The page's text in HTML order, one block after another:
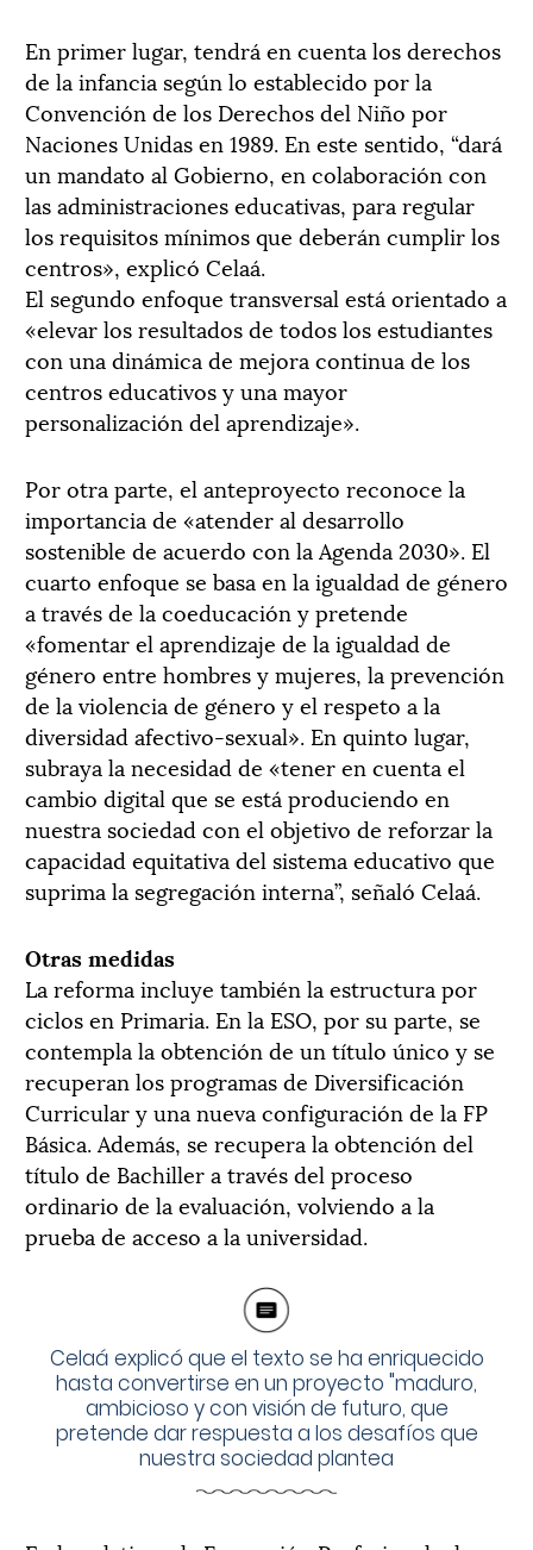
En primer lugar, tendrá en cuenta los derechos
de la infancia según lo establecido por la
Convención de los Derechos del Niño por
Naciones Unidas en 1989. En este sentido, “dará
un mandato al Gobierno, en colaboración con
las administraciones educativas, para regular
los requisitos mínimos que deberán cumplir los
centros», explicó Celaá.
El segundo enfoque transversal está orientado a
«elevar los resultados de todos los estudiantes
con una dinámica de mejora continua de los
centros educativos y una mayor
personalización del aprendizaje».
Por otra parte, el anteproyecto reconoce la
importancia de «atender al desarrollo
sostenible de acuerdo con la Agenda 2030». El
cuarto enfoque se basa en la igualdad de género
a través de la coeducación y pretende
«fomentar el aprendizaje de la igualdad de
género entre hombres y mujeres, la prevención
de la violencia de género y el respeto a la
diversidad afectivo-sexual». En quinto lugar,
subraya la necesidad de «tener en cuenta el
cambio digital que se está produciendo en
nuestra sociedad con el objetivo de reforzar la
capacidad equitativa del sistema educativo que
suprima la segregación interna”, señaló Celaá.
Otras medidas
La reforma incluye también la estructura por
ciclos en Primaria. En la ESO, por su parte, se
contempla la obtención de un título único y se
recuperan los programas de Diversificación
Curricular y una nueva configuración de la FP
Básica. Además, se recupera la obtención del
título de Bachiller a través del proceso
ordinario de la evaluación, volviendo a la
prueba de acceso a la universidad.
Celaá explicó que el texto se ha enriquecido
hasta convertirse en un proyecto "maduro,
ambicioso y con visión de futuro, que
pretende dar respuesta a los desafíos que
nuestra sociedad plantea